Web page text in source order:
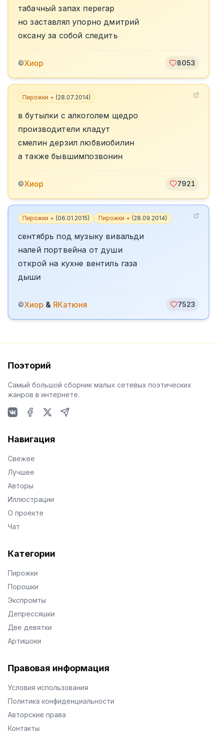
табачный запах перегар
но заставлял упорно дмитрий
оксану за собой следить
©Хиор 8053
Пирожки + (28.07.2014)
в бутылки с алкоголем щедро
производители кладут
смелин дерзил любвиобилин
а также бывшимпозвонин
©Хиор 7921
Пирожки + (06.01.2015) Пирожки + (28.09.2014)
сентябрь под музыку вивальди
налей портвейна от души
открой на кухне вентиль газа
дыши
©Хиор & ЯКатюня 7523
Поэторий
Самый большой сборник малых сетевых поэтических
жанров в интернете.
Навигация
Свежее
Лучшее
Авторы
Иллюстрации
О проекте
Чат
Категории
Пирожки
Порошки
Экспромты
Депрессяшки
Две девятки
Артишоки
Правовая информация
Условия использования
Политика конфиденциальности
Авторские права
Контакты